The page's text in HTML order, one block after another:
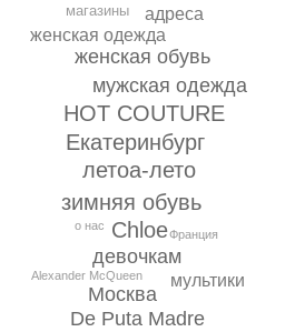
летоа-лето
Екатеринбург
зимняя обувь
HOT COUTURE
Chloe
девочкам
мужская одежда
женская обувь
Москва
De Puta Madre
адреса
мультики
женская одежда
магазины
Alexander McQueen
Франция
о нас